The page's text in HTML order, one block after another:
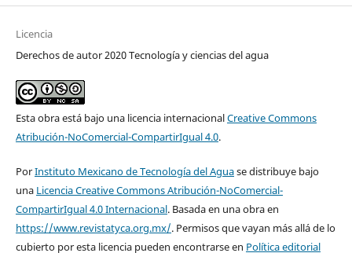
Licencia
Derechos de autor 2020 Tecnología y ciencias del agua
Esta obra está bajo una licencia internacionalCreative Commons
Atribución-NoComercial-CompartirIgual 4.0.
PorInstituto Mexicano de Tecnología del Aguase distribuye bajo
una Licencia Creative Commons Atribución-NoComercial-
CompartirIgual 4.0 Internacional. Basada en una obra en
https://www.revistatyca.org.mx/. Permisos que vayan más allá de lo
cubierto por esta licencia pueden encontrarse en Política editorial